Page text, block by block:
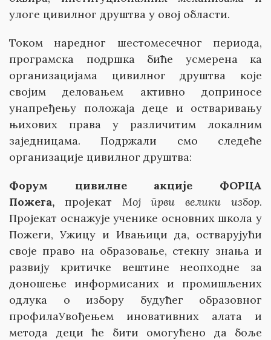
улоге цивилног друштва у овој области.
Током наредног шестомесечног периода,
програмска подршка биће усмерена ка
организацијама цивилног друштва које
својим деловањем активно доприносе
унапређењу положаја деце и остваривању
њихових права у различитим локалним
заједницама. Подржали смо следеће
организације цивилног друштва:
Форум цивилне акције ФОРЦА
Пожега, пројекат Мој први велики избор.
Пројекат оснажује ученике основних школа у
Пожеги, Ужицу и Ивањици да, остварујући
своје право на образовање, стекну знања и
развију критичке вештине неопходне за
доношење информисаних и промишљених
одлука о избору будућег образовног
профилаУвођењем иновативних алата и
метода деци ће бити омогућено да боље